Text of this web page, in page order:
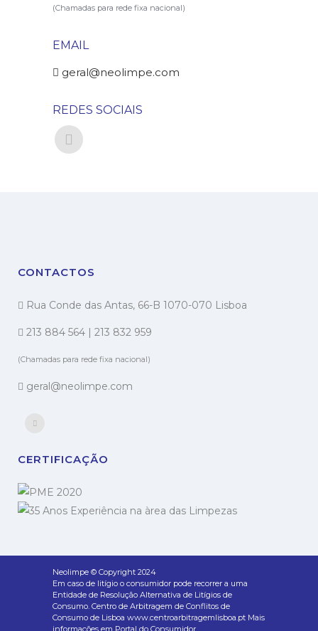
(Chamadas para rede fixa nacional)
EMAIL
geral@neolimpe.com
REDES SOCIAIS
CONTACTOS
Rua Conde das Antas, 66-B 1070-070 Lisboa
213 884 564 | 213 832 959
(Chamadas para rede fixa nacional)
geral@neolimpe.com
CERTIFICAÇÃO
Neolimpe © Copyright 2024
Em caso de litígio o consumidor pode recorrer a uma
Entidade de Resolução Alternativa de Litígios de
Consumo. Centro de Arbitragem de Conflitos de
Consumo de Lisboa www.centroarbitragemlisboa.pt Mais
informações em Portal do Consumidor